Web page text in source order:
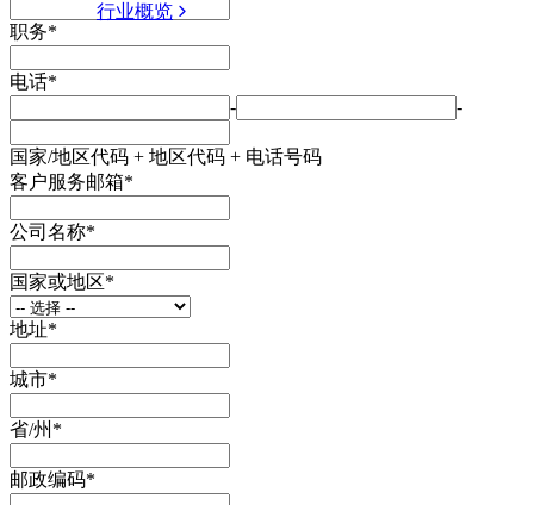
行业概览
职务*
电话*
-
-
国家/地区代码 + 地区代码 + 电话号码
客户服务邮箱*
公司名称*
国家或地区*
地址*
城市*
省/州 *
邮政编码*